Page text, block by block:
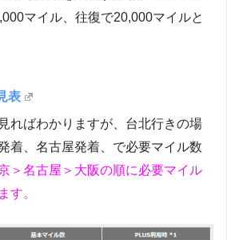
マイル、往復で20,000マイルと
表
ればわかりますが、台北行きの場
着、名古屋発着、で必要マイル数
＞名古屋＞大阪の順に必要マイル
す。